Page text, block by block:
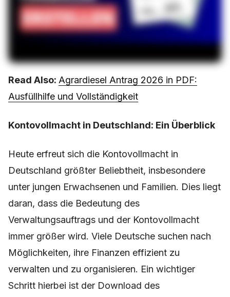
Read Also: Agrardiesel Antrag 2026 in PDF:
Ausfüllhilfe und Vollständigkeit
Kontovollmacht in Deutschland: Ein Überblick
Heute erfreut sich die Kontovollmacht in
Deutschland größter Beliebtheit, insbesondere
unter jungen Erwachsenen und Familien. Dies liegt
daran, dass die Bedeutung des
Verwaltungsauftrags und der Kontovollmacht
immer größer wird. Viele Deutsche suchen nach
Möglichkeiten, ihre Finanzen effizient zu
verwalten und zu organisieren. Ein wichtiger
Schritt hierbei ist der Download des